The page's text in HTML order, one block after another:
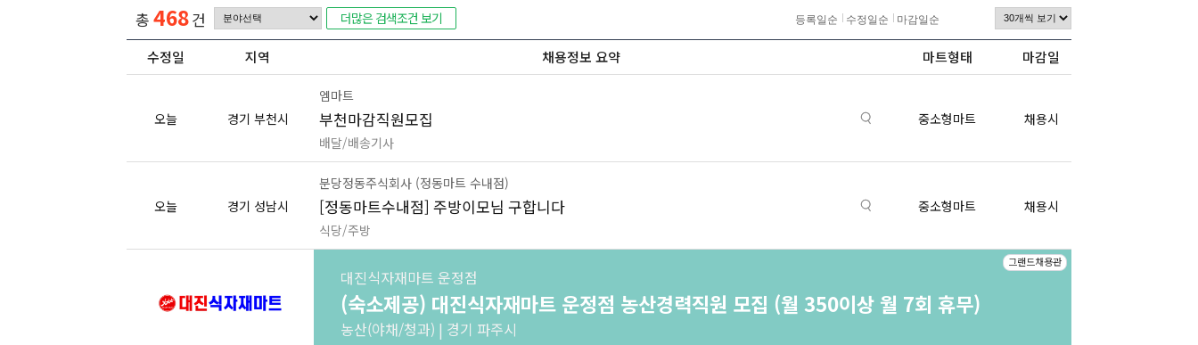
총 468건 더많은 검색조건 보기 등록일순 수정일순 마감일순
수정일 지역 채용정보 요약 마트형태 마감일
오늘 경기 부천시
엠마트
부천마감직원모집
배달/배송기사
중소형마트 채용시
오늘 경기 성남시
분당정동주식회사 (정동마트 수내점)
[정동마트수내점] 주방이모님 구합니다
식당/주방
중소형마트 채용시
그랜드채용관
대진식자재마트 운정점
(숙소제공) 대진식자재마트 운정점 농산경력직원 모집 (월 350이상 월 7회 휴무)
농산(야채/청과) | 경기 파주시